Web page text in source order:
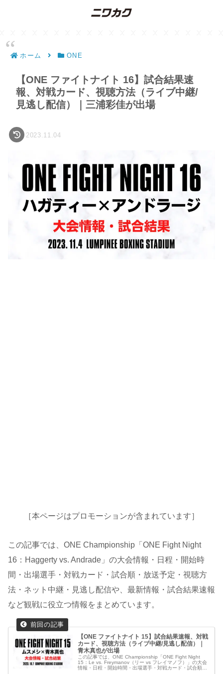
ホーム ONE
【ONE ファイトナイト 16】試合結果速
報、対戦カード、視聴方法（ライブ中継/
見逃し配信）｜三浦彩佳が出場
2023.11.04
［本ページはプロモーションが含まれています］
この記事では、ONE Championship「ONE Fight Night
16：Haggerty vs. Andrade」の大会情報・日程・開始時
間・出場選手・対戦カード・試合順・放送予定・視聴方
法・ネット中継・見逃し配信や、最新情報・試合結果速報
など観戦に役立つ情報をまとめています。
【ONE ファイトナイト 15】試合結果速報、対戦
カード、視聴方法（ライブ中継/見逃し配信）｜
青木真也が出場
この記事では、ONE Championship「ONE Fight Night
15：Le vs. Freymanov（リー vs フレイマノフ）」の大会
情報・日程・開始時間・出場選手・対戦カード・試合順・